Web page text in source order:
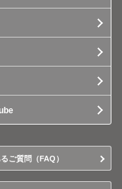
ご質問（FAQ）